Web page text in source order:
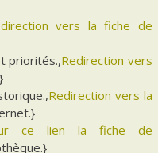
vers la fiche de
priorités.,Redirection vers
Redirection vers la
ce lien la fiche de